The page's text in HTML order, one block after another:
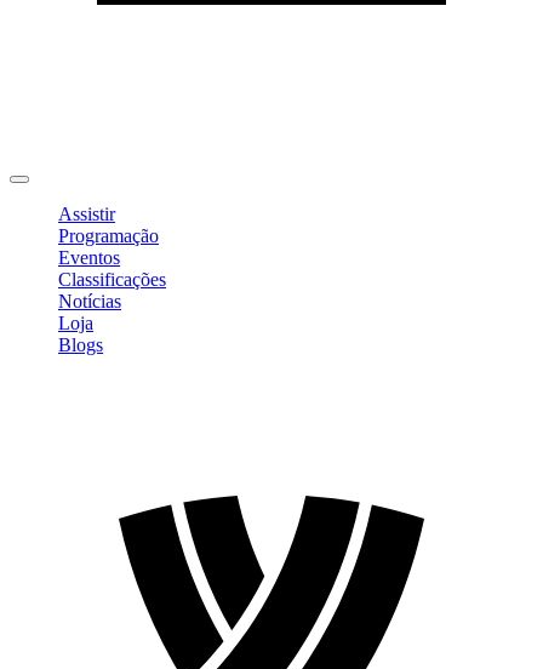
Assistir
Programação
Eventos
Classificações
Notícias
Loja
Blogs